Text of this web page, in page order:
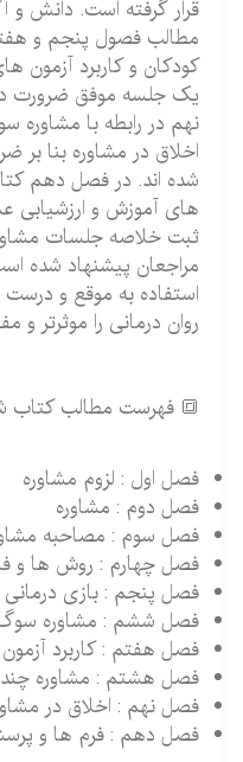
قرار گرفته است. دانش و
مطالب فصول پنجم و هفتم
کودکان و کاربرد آزمون های
یک جلسه موفق ضرورت
نهم در رابطه با مشاوره
اخلاق در مشاوره بنا بر
شده اند. در فصل دهم کتاب
های آموزش و ارزشیابی
ثبت خلاصه جلسات مشاوره
مراجعان پیشنهاد شده است
استفاده به موقع و درست
روان درمانی را موثرتر و
🔳 فهرست مطالب کتاب
فصل اول : لزوم مشاوره
فصل دوم : مشاوره
فصل سوم : مصاحبه مشاوره
فصل چهارم : روش ها و فنون
فصل پنجم : بازی درمانی
فصل ششم : مشاوره سوگ
فصل هفتم : کاربرد آزمون در
فصل هشتم : مشاوره چند
فصل نهم : اخلاق در مشاوره
فصل دهم : فرم ها و